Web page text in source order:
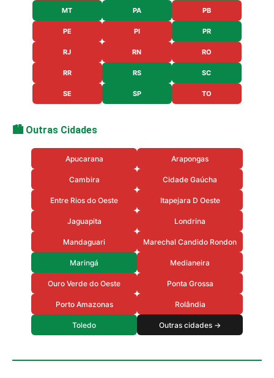
MT PA PB
PE PI PR
RJ RN RO
RR RS SC
SE SP TO
🏙️ Outras Cidades
Apucarana Arapongas
Cambira Cidade Gaúcha
Entre Rios do Oeste Itapejara D Oeste
Jaguapita Londrina
Mandaguari Marechal Candido Rondon
Maringá Medianeira
Ouro Verde do Oeste Ponta Grossa
Porto Amazonas Rolândia
Toledo Outras cidades →